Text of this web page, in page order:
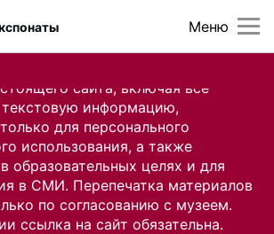
сайта, включая все
информацию,
для персонального
использования, а также
образовательных целях и для
в СМИ. Перепечатка материалов
по согласованию с музеем.
ссылка на сайт обязательна.
Меню